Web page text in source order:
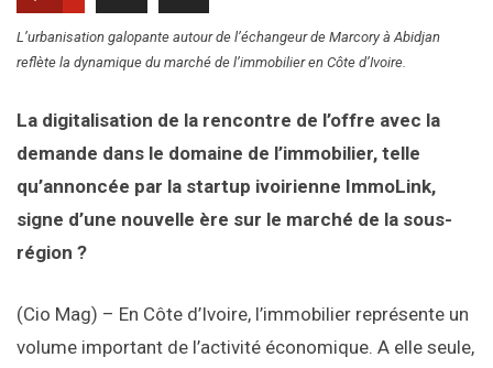
L’urbanisation galopante autour de l’échangeur de Marcory à Abidjan
reflète la dynamique du marché de l’immobilier en Côte d’Ivoire.
La digitalisation de la rencontre de l’offre avec la
demande dans le domaine de l’immobilier, telle
qu’annoncée par la startup ivoirienne ImmoLink,
signe d’une nouvelle ère sur le marché de la sous-
région ?
(Cio Mag) – En Côte d’Ivoire, l’immobilier représente un
volume important de l’activité économique. A elle seule,